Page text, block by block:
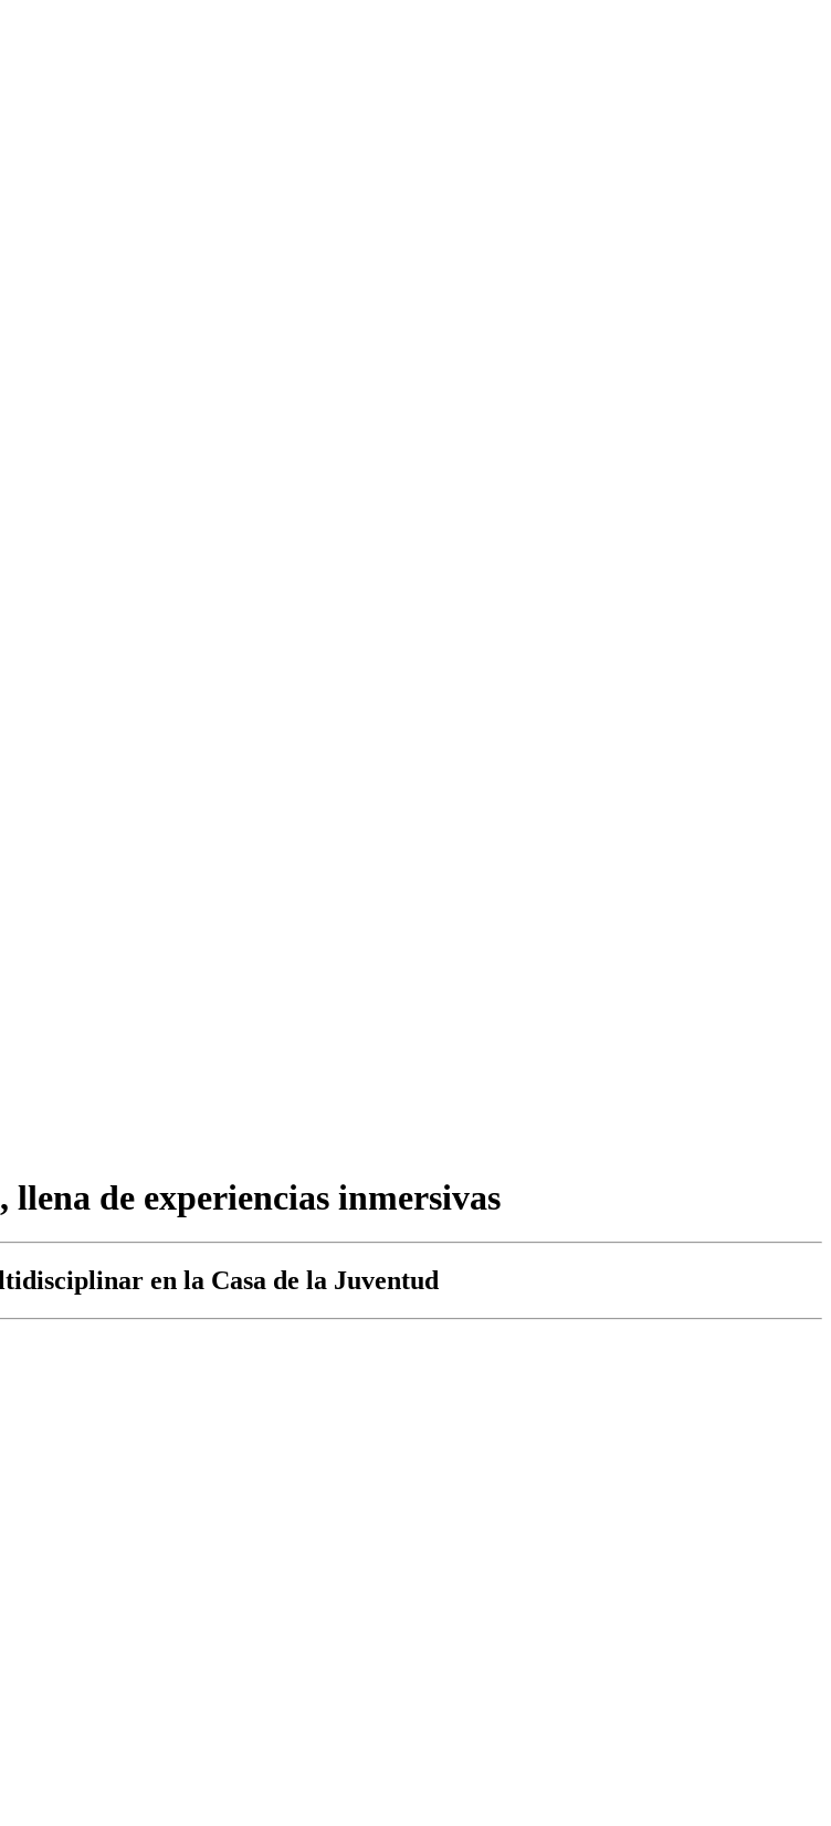
de experiencias inmersivas
en la Casa de la Juventud